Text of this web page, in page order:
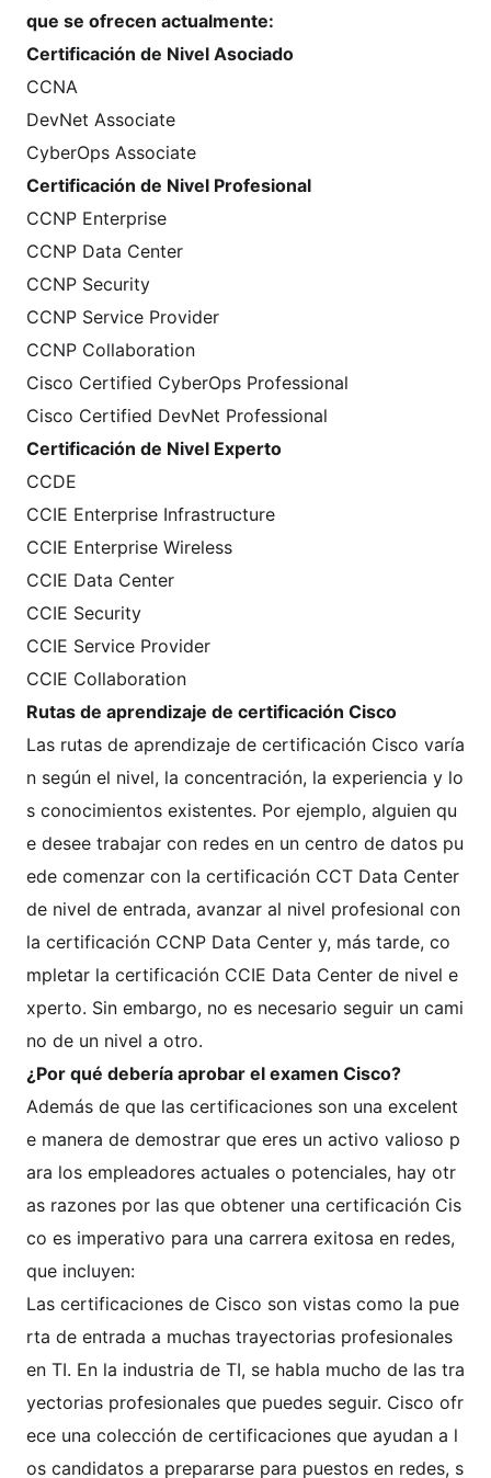
que se ofrecen actualmente:
Certificación de Nivel Asociado
CCNA
DevNet Associate
CyberOps Associate
Certificación de Nivel Profesional
CCNP Enterprise
CCNP Data Center
CCNP Security
CCNP Service Provider
CCNP Collaboration
Cisco Certified CyberOps Professional
Cisco Certified DevNet Professional
Certificación de Nivel Experto
CCDE
CCIE Enterprise Infrastructure
CCIE Enterprise Wireless
CCIE Data Center
CCIE Security
CCIE Service Provider
CCIE Collaboration
Rutas de aprendizaje de certificación Cisco
Las rutas de aprendizaje de certificación Cisco varía
n según el nivel, la concentración, la experiencia y lo
s conocimientos existentes. Por ejemplo, alguien qu
e desee trabajar con redes en un centro de datos pu
ede comenzar con la certificación CCT Data Center
de nivel de entrada, avanzar al nivel profesional con
la certificación CCNP Data Center y, más tarde, co
mpletar la certificación CCIE Data Center de nivel e
xperto. Sin embargo, no es necesario seguir un cami
no de un nivel a otro.
¿Por qué debería aprobar el examen Cisco?
Además de que las certificaciones son una excelent
e manera de demostrar que eres un activo valioso p
ara los empleadores actuales o potenciales, hay otr
as razones por las que obtener una certificación Cis
co es imperativo para una carrera exitosa en redes,
que incluyen:
Las certificaciones de Cisco son vistas como la pue
rta de entrada a muchas trayectorias profesionales
en TI. En la industria de TI, se habla mucho de las tra
yectorias profesionales que puedes seguir. Cisco ofr
ece una colección de certificaciones que ayudan a l
os candidatos a prepararse para puestos en redes, s